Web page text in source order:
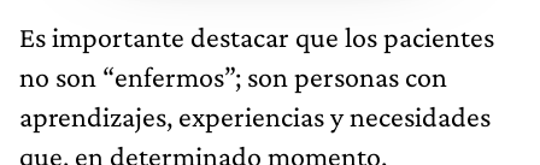
Es importante destacar que los pacientes
no son “enfermos”; son personas con
aprendizajes, experiencias y necesidades
que, en determinado momento,